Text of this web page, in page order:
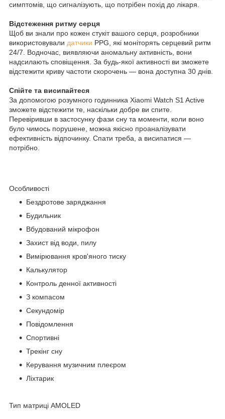
симптомів, що сигналізують, що потрібен похід до лікаря.
Відстеження ритму серця
Щоб ви знали про кожен стукіт вашого серця, розробники
використовували датчики PPG, які моніторять серцевий ритм
24/7. Водночас, виявляючи аномальну активність, вони
надсилають сповіщення. За будь-якої активності ви зможете
відстежити криву частоти скорочень — вона доступна 30 днів.
Спійте та висипайтеся
За допомогою розумного годинника Xiaomi Watch S1 Active
зможете відстежити те, наскільки добре ви спите.
Перевіривши в застосунку фази сну та моменти, коли воно
було чимось порушене, можна якісно проаналізувати
ефективність відпочинку. Спати треба, а висипатися —
потрібно.
Особливості
Бездротове заряджання
Будильник
Вбудований мікрофон
Захист від води, пилу
Вимірювання кров'яного тиску
Калькулятор
Контроль денної активності
З компасом
Секундомір
Повідомлення
Спортивні
Трекінг сну
Керування музичним плеєром
Ліхтарик
Тип матриці AMOLED